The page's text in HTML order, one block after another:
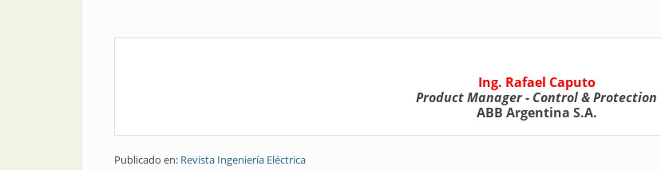
Ing. Rafael Caputo
Product Manager - Control & Protection
ABB Argentina S.A.
Publicado en: Revista Ingeniería Eléctrica